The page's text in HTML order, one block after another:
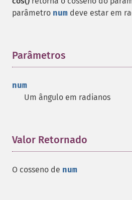
parâmetro num deve estar em
Parâmetros
num
Um ângulo em radianos
Valor Retornado
O cosseno de num